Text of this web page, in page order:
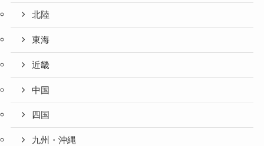
北陸
東海
近畿
中国
四国
九州・沖縄